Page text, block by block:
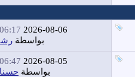
2026-08-06
06:17 PM
بواسطة
2026-08-05
06:47 PM
بواسطة